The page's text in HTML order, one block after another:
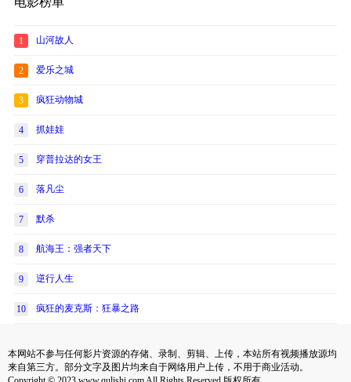
1 山河故人
2 爱乐之城
3 疯狂动物城
4 抓娃娃
5 穿普拉达的女王
6 落凡尘
7 默杀
8 航海王：强者天下
9 逆行人生
10 疯狂的麦克斯：狂暴之路
本网站不参与任何影片资源的存储、录制、剪辑、上传，本站所有视频播放源均
来自第三方。部分文字及图片均来自于网络用户上传，不用于商业活动。